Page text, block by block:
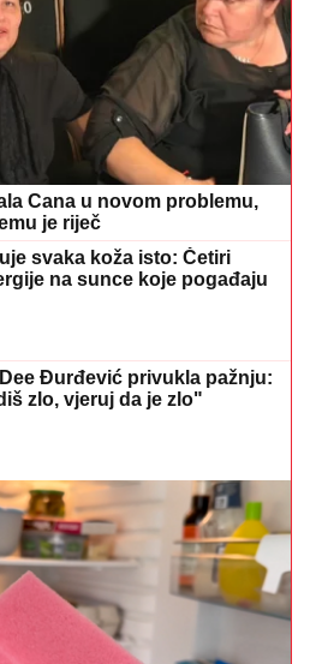
Cana u novom problemu,
je riječ
svaka koža isto: Četiri
na sunce koje pogađaju
Đurđević privukla pažnju:
zlo, vjeruj da je zlo"